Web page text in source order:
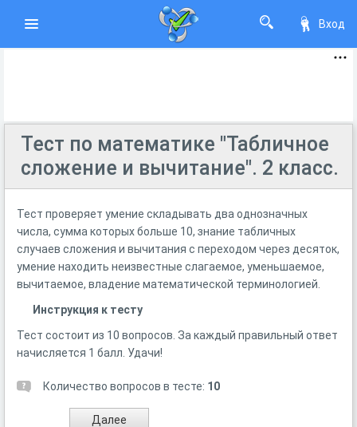
Вход
Тест по математике "Табличное
сложение и вычитание". 2 класс.
Тест проверяет умение складывать два однозначных
числа, сумма которых больше 10, знание табличных
случаев сложения и вычитания с переходом через десяток,
умение находить неизвестные слагаемое, уменьшаемое,
вычитаемое, владение математической терминологией.
Инструкция к тесту
Тест состоит из 10 вопросов. За каждый правильный ответ
начисляется 1 балл. Удачи!
Количество вопросов в тесте: 10